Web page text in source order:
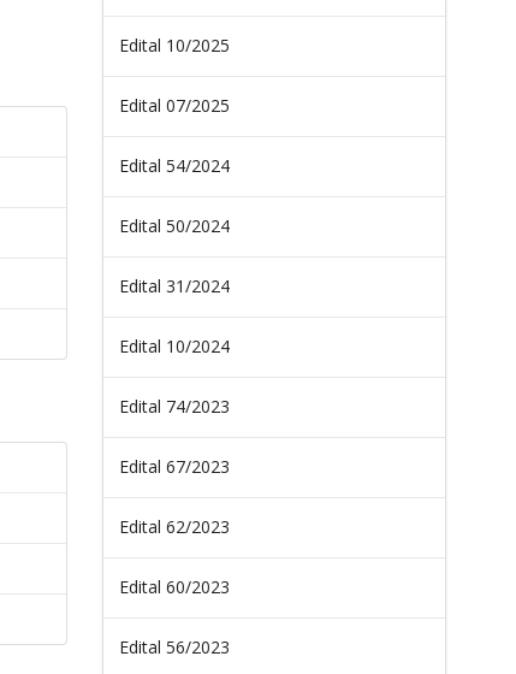
Edital 10/2025
Edital 07/2025
Edital 54/2024
Edital 50/2024
Edital 31/2024
Edital 10/2024
Edital 74/2023
Edital 67/2023
Edital 62/2023
Edital 60/2023
Edital 56/2023